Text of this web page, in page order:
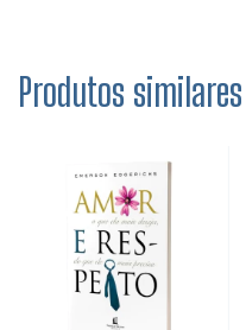
Produtos similares